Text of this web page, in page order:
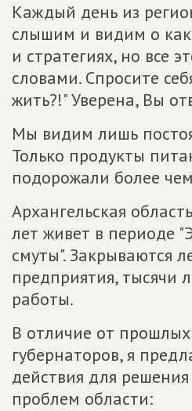
Каждый день из
слышим и видим о
и стратегиях, но все
словами. Спросите
жить?!" Уверена, Вы
Мы видим лишь
Только продукты
подорожали более
Архангельская
лет живет в периоде
смуты". Закрываются
предприятия, тысячи
работы.
В отличие от прошлых
губернаторов, я
действия для
проблем области: